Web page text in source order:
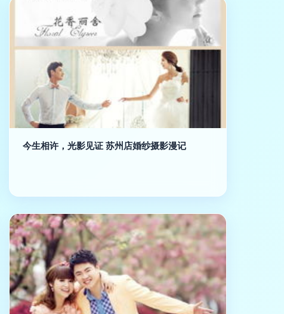
今生相许，光影见证 苏州店婚纱摄影漫记